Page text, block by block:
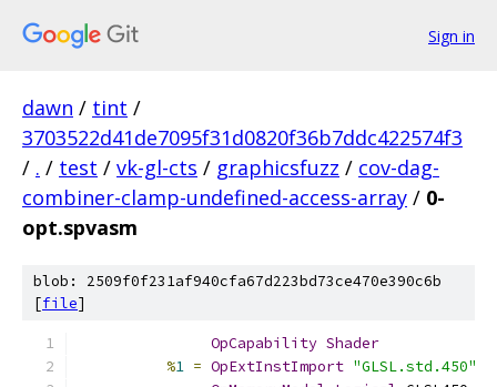
Sign in
dawn / tint /
3703522d41de7095f31d0820f36b7ddc422574f3
/ . / test / vk-gl-cts / graphicsfuzz / cov-dag-
combiner-clamp-undefined-access-array / 0-
opt.spvasm
blob: 2509f0f231af940cfa67d223bd73ce470e390c6b
[file]
OpCapability Shader
%1 = OpExtInstImport "GLSL.std.450"